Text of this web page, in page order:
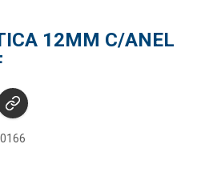
12MM C/ANEL